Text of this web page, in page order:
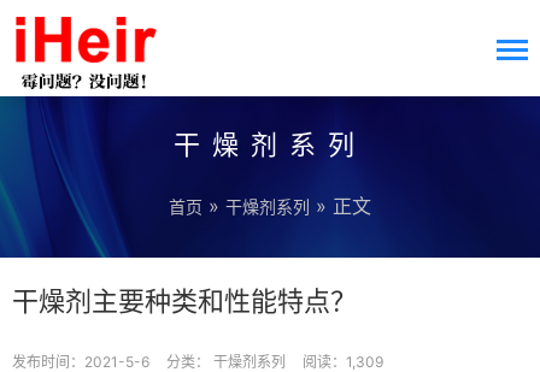
干燥剂系列
首页 » 干燥剂系列 » 正文
干燥剂主要种类和性能特点？
发布时间：2021-5-6 分类： 干燥剂系列 阅读：1,309